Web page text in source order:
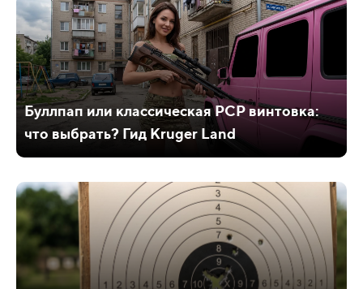
Буллпап или классическая PCP винтовка:
что выбрать? Гид Kruger Land